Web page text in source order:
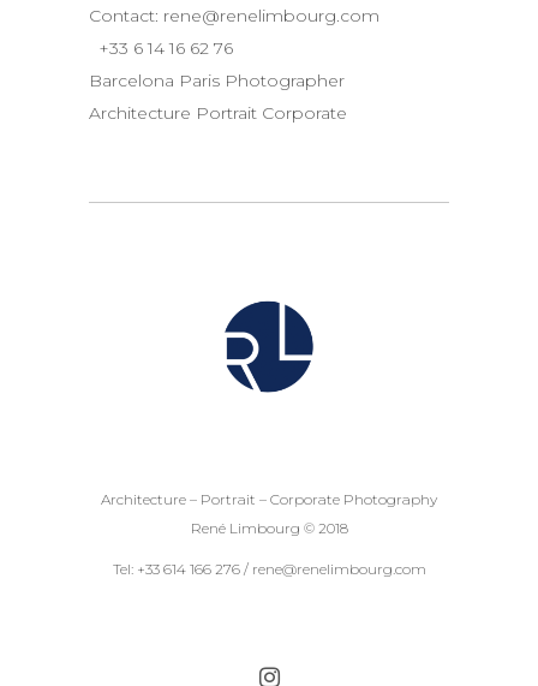
Contact: rene@renelimbourg.com
+33 6 14 16 62 76
Barcelona Paris Photographer
Architecture Portrait Corporate
Architecture – Portrait – Corporate Photography
René Limbourg © 2018
Tel: +33 614 166 276 / rene@renelimbourg.com